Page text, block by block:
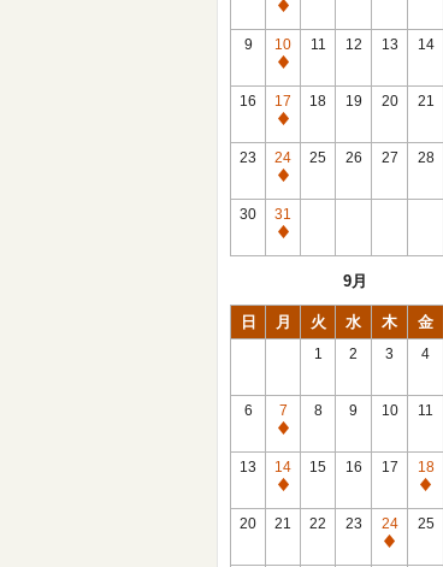
休
館
日
9
10
休
館
日
11 12 13 14
16
17
休
館
日
18 19 20 21
23
24
休
館
日
25 26 27 28
30
31
休
9月
日 月 火 水 木 金
1 2 3 4
6
7
休
館
日
8 9 10 11
13
14
休
館
15 16 17
18
休
館
20 21 22 23
24
休
25